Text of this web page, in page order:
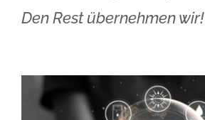
Den Rest übernehmen wir!